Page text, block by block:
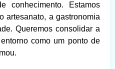
conhecimento. Estamos
artesanato, a gastronomia
Queremos consolidar a
como um ponto de